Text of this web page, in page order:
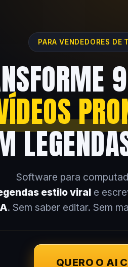
PARA VENDEDORES
Software para
estilo viral e
. Sem saber editar. Sem
QUERO O AI